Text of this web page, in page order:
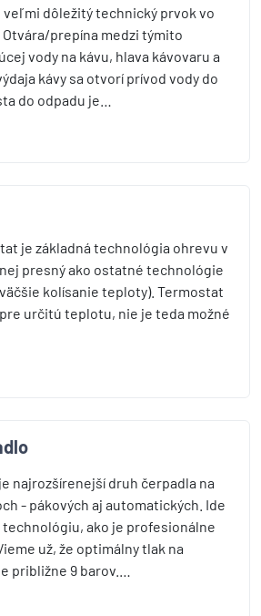
dôležitý technický prvok vo
prepína medzi týmito
vody na kávu, hlava kávovaru a
kávy sa otvorí prívod vody do
do odpadu je…
je základná technológia ohrevu v
presný ako ostatné technológie
kolísanie teploty). Termostat
určitú teplotu, nie je teda možné
najrozšírenejší druh čerpadla na
- pákových aj automatických. Ide
technológiu, ako je profesionálne
už, že optimálny tlak na
približne 9 barov.…